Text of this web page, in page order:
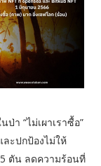
า “ไม่เผาเราซื้อ”
ะปกป้องไม่ให้
ตัน ลดความร้อนที่